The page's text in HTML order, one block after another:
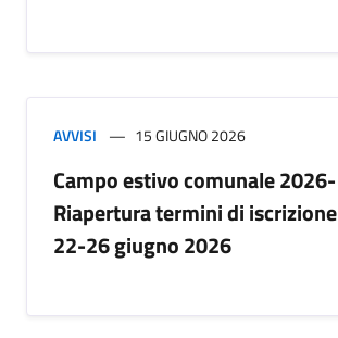
AVVISI 15 GIUGNO 2026
Campo estivo comunale 2026-
Riapertura termini di
22-26 giugno 2026